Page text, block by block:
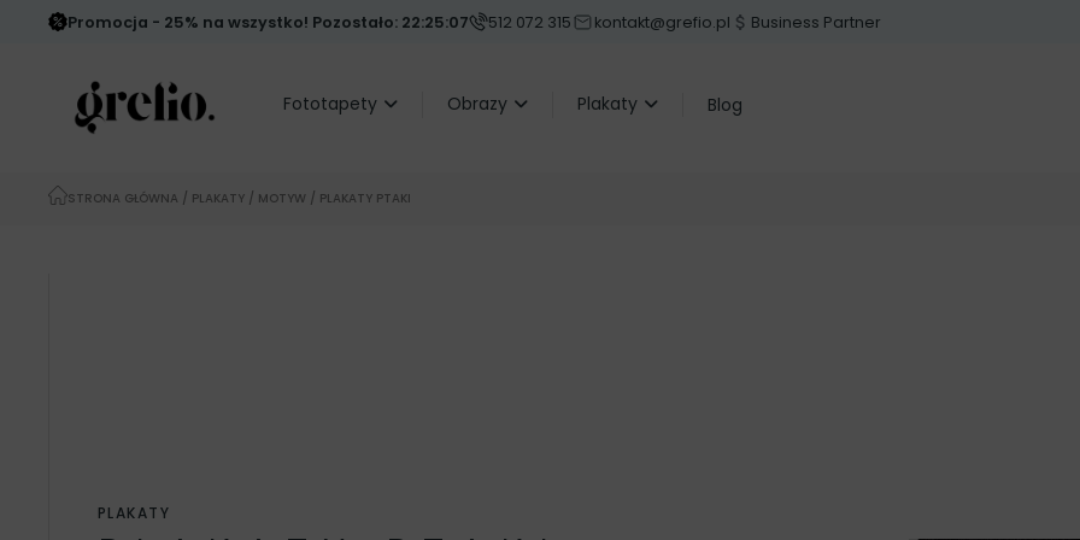
Promocja - 25% na wszystko! Pozostało: 22:25:05 512 072 315 kontakt@grefio.pl Business Partner
Fototapety Obrazy Plakaty Blog
STRONA GŁÓWNA / PLAKATY / MOTYW / PLAKATY PTAKI
PLAKATY